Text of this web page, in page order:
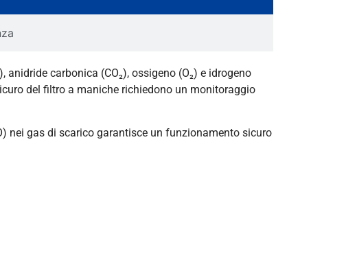
carbonica (CO₂), ossigeno (O₂) e idrogeno
del filtro a maniche richiedono un monitoraggio
nei gas di scarico garantisce un funzionamento sicuro